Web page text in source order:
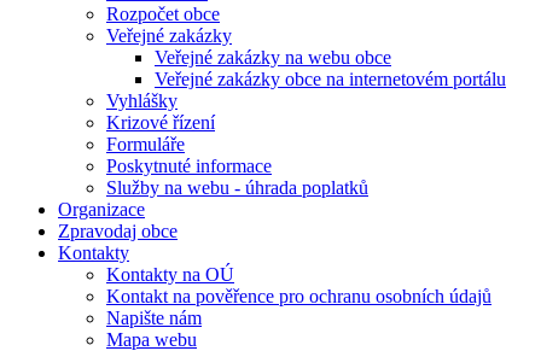
Rozpočet obce
Veřejné zakázky
Veřejné zakázky na webu obce
Veřejné zakázky obce na internetovém portálu
Vyhlášky
Krizové řízení
Formuláře
Poskytnuté informace
Služby na webu - úhrada poplatků
Organizace
Zpravodaj obce
Kontakty
Kontakty na OÚ
Kontakt na pověřence pro ochranu osobních údajů
Napište nám
Mapa webu